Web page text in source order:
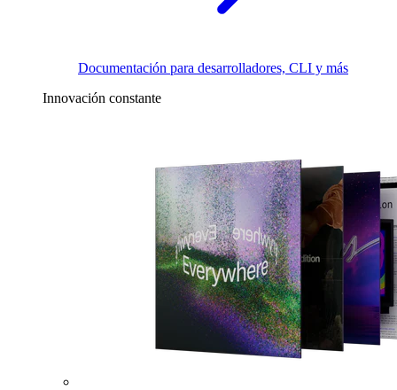
Documentación para desarrolladores, CLI y más
Innovación constante